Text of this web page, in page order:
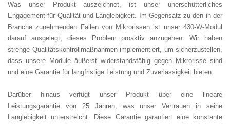
Was unser Produkt auszeichnet, ist unser unerschütterliches
Engagement für Qualität und Langlebigkeit. Im Gegensatz zu den in der
Branche zunehmenden Fällen von Mikrorissen ist unser 430-W-Modul
darauf ausgelegt, dieses Problem proaktiv anzugehen. Wir haben
strenge Qualitätskontrollmaßnahmen implementiert, um sicherzustellen,
dass unsere Module äußerst widerstandsfähig gegen Mikrorisse sind
und eine Garantie für langfristige Leistung und Zuverlässigkeit bieten.
Darüber hinaus verfügt unser Produkt über eine lineare
Leistungsgarantie von 25 Jahren, was unser Vertrauen in seine
Langlebigkeit unterstreicht. Diese Garantie garantiert eine konstante